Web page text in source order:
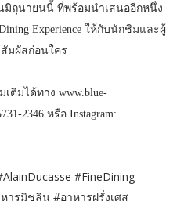
มิถุนายนนี้ ที่พร้อมนำเสนออีกหนึ่ง
Experience ให้กับนักชิมและผู้
มผัสก่อนใคร
ติมได้ทาง www.blue-
2346 หรือ Instagram:
#FineDining
ารมิชลิน #อาหารฝรั่งเศส